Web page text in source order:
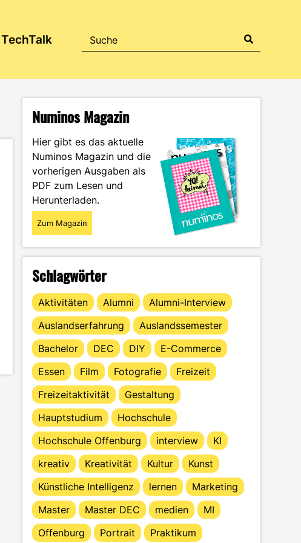
TechTalk
Numinos Magazin
Hier gibt es das aktuelle
Numinos Magazin und die
vorherigen Ausgaben als
PDF zum Lesen und
Herunterladen.
Zum Magazin
Schlagwörter
Aktivitäten Alumni
Alumni-Interview
Auslandserfahrung
Auslandssemester
Bachelor
DEC DIY
E-Commerce
Essen
Film Fotografie
Freizeit
Freizeitaktivität
Gestaltung
Hauptstudium
Hochschule
Hochschule Offenburg
interview
KI
kreativ
Kreativität Kultur
Kunst
Künstliche Intelligenz
lernen
Marketing
Master
Master DEC medien
MI
Offenburg
Portrait
Praktikum